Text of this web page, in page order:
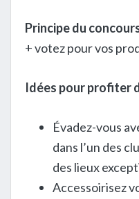
Principe du
+ votez pour vos
Idées pour profiter
Évadez-vous
dans l’un des
des lieux
Accessoirisez